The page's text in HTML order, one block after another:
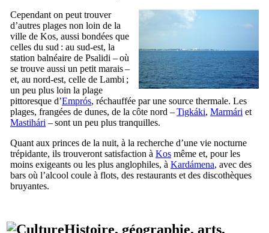
Cependant on peut trouver
d’autres plages non loin de la
ville de Kos, aussi bondées que
celles du sud : au sud-est, la
station balnéaire de Psalidi – où
se trouve aussi un petit marais –
et, au nord-est, celle de Lambi ;
un peu plus loin la plage
pittoresque d’Emprós, réchauffée par une source thermale. Les
plages, frangées de dunes, de la côte nord –Tigkáki, Marmári et
Mastihári – sont un peu plus tranquilles.
Quant aux princes de la nuit, à la recherche d’une vie nocturne
trépidante, ils trouveront satisfaction à Kos même et, pour les
moins exigeants ou les plus anglophiles, à Kardámena, avec des
bars où l’alcool coule à flots, des restaurants et des discothèques
bruyantes.
Histoire, géographie, arts,